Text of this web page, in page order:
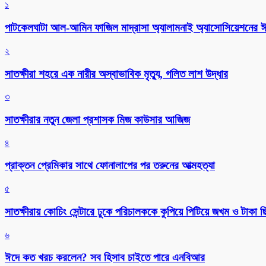
১
পাটকেলঘাটা আল-আমিন ফাজিল মাদ্রাসা অ্যালামনাই অ্যাসোসিয়েশনের
২
সাতক্ষীরা শহরে এক নারীর অস্বাভাবিক মৃত্যু, গলিত লাশ উদ্ধার
৩
সাতক্ষীরার নতুন জেলা প্রশাসক মিজ কাউসার আজিজ
৪
প্রাক্তন প্রেমিকার সাথে ফোনালাপের পর তরুনের আত্মহত্যা
৫
সাতক্ষীরায় কোচিং সেন্টারে ঢুকে পরিচালককে কুপিয়ে পিটিয়ে জখম ও টাকা
৬
ঈদে কত খরচ করলেন? সব হিসাব চাইতে পারে এনবিআর